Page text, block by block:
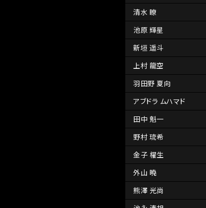
清水 瞭
池原 輝星
新垣 遥斗
上村 龍空
羽田野 夏向
アブドラ ムハマド
田中 魁一
野村 琉希
金子 櫂生
外山 曉
熊澤 光尚